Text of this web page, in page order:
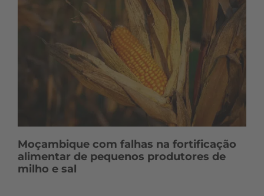
Moçambique com falhas na fortificação
alimentar de pequenos produtores de
milho e sal